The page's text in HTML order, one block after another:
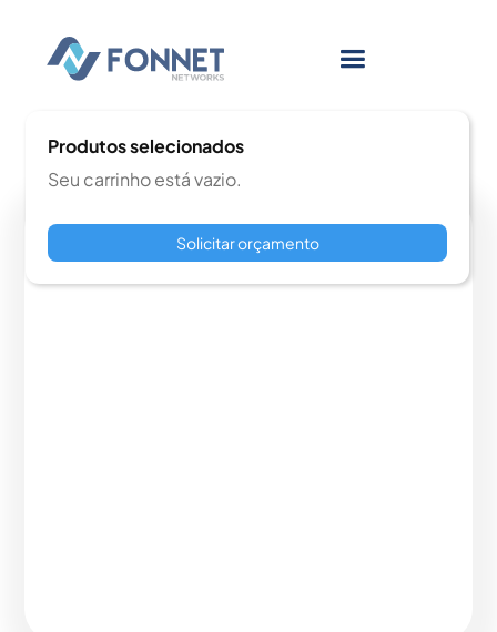
Produtos selecionados
Seu carrinho está vazio.
Solicitar orçamento